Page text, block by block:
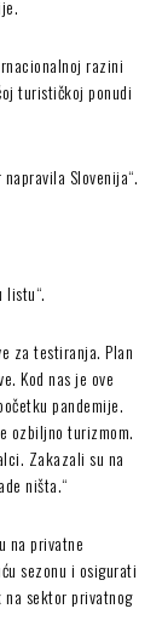
razini
turističkoj ponudi
Slovenija“.
listu“.
za testiranja. Plan
Kod nas je ove
pandemije.
ozbiljno turizmom.
Zakazali su na
ništa.“
na privatne
sezonu i osigurati
sektor privatnog